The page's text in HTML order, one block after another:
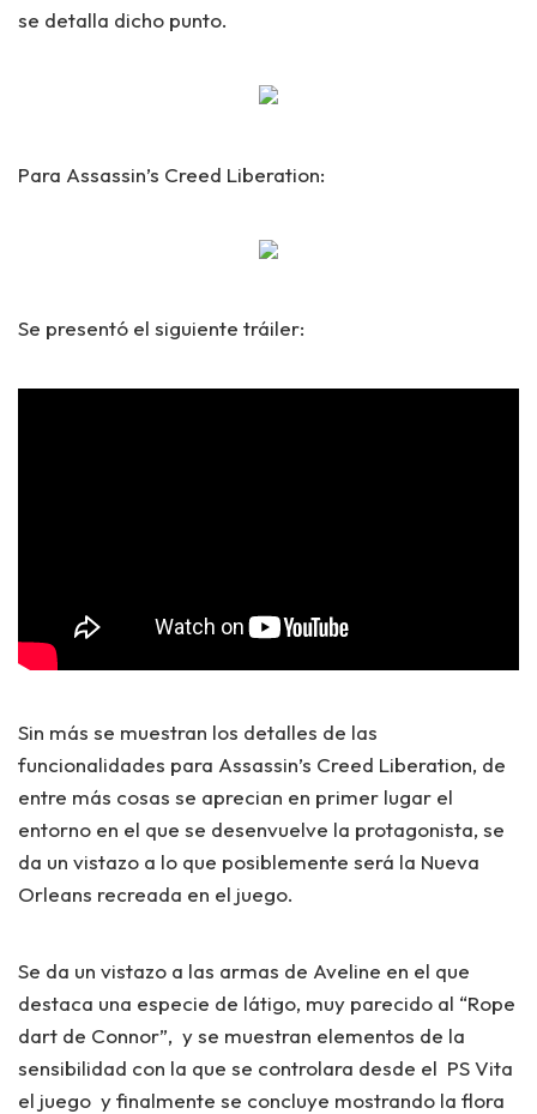
se detalla dicho punto.
Para Assassin’s Creed Liberation:
Se presentó el siguiente tráiler:
Sin más se muestran los detalles de las
funcionalidades para Assassin’s Creed Liberation, de
entre más cosas se aprecian en primer lugar el
entorno en el que se desenvuelve la protagonista, se
da un vistazo a lo que posiblemente será la Nueva
Orleans recreada en el juego.
Se da un vistazo a las armas de Aveline en el que
destaca una especie de látigo, muy parecido al “Rope
dart de Connor”, y se muestran elementos de la
sensibilidad con la que se controlara desde el PS Vita
el juego y finalmente se concluye mostrando la flora